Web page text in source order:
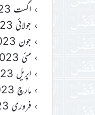
اگست 2023
جولائی 2023
جون 2023
مئی 2023
اپریل 2023
مارچ 2023
فروری 2023